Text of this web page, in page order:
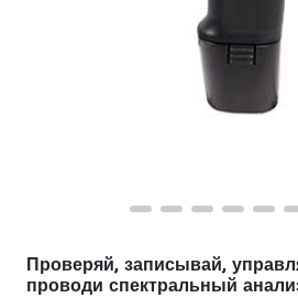
Проверяй, записывай,
проводи спектральный